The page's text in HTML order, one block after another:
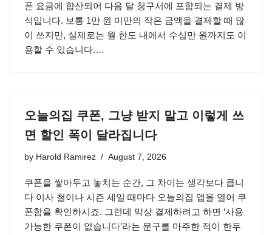
폰 요금에 합산되어 다음 달 청구서에 포함되는 결제 방
식입니다. 보통 1만 원 미만의 작은 금액을 결제할 때 많
이 쓰지만, 실제로는 월 한도 내에서 수십만 원까지도 이
용할 수 있습니다.…
오늘의집 쿠폰, 그냥 받지 말고 이렇게 쓰
면 할인 폭이 달라집니다
by Harold Ramirez August 7, 2026
쿠폰을 쌓아두고 놓치는 순간, 그 차이는 생각보다 큽니
다 이사 철이나 시즌 세일 때마다 오늘의집 앱을 열어 쿠
폰함을 확인하시죠. 그런데 막상 결제하려고 하면 ‘사용
가능한 쿠폰이 없습니다’라는 문구를 마주한 적이 한두